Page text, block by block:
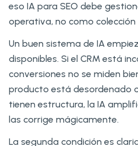
eso IA para SEO debe
operativa, no como colección
Un buen sistema de IA
disponibles. Si el CRM está
conversiones no se miden
producto está desordenado
tienen estructura, la IA
las corrige mágicamente.
La segunda condición es